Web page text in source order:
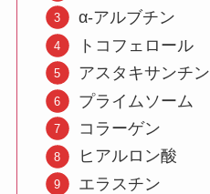
α-アルブチン
トコフェロール
アスタキサンチン
プライムソーム
コラーゲン
ヒアルロン酸
エラスチン